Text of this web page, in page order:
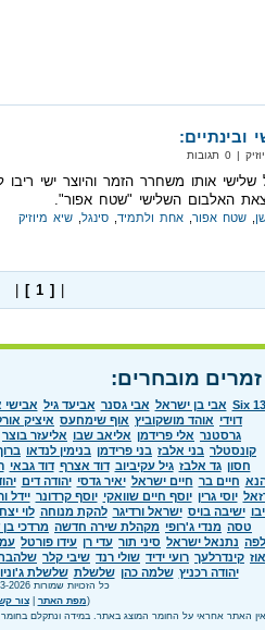
ובינתיים:
אותו משחרר הזמר והיוצר ישי ריבו
צאת האלבום השלישי "שטח אפור".
שטח אפור אחת ולתמיד סינגל שיא מיוזיק
[ 1 ]
זמרים מובחרים:
Six 13 אבי בן ישראל אבי גסנר אביעד גיל
דוידי אוהד מושקוביץ אוף שימחעס איציק
גרסטנר אלי פרידמן אליאב שבו אליעזר בוצר
קונסטלר בני אלבז בני פרידמן בנימין לנדאו
חסון גד אלבז גיל עקיביוב דוד אצרף דוד גבאי
חיים בר חיים ישראל יאיר גדסי יהודה דים
יוסי גרין יוסף חיים שוואקי יוסף קרדונר יידל
ישיבה בויס ישראל ורדיגר להקת מנוחה לוי
טסה מנדי ג'רופי מקהלת שירה חדשה מרדכי בן
נתנאל ישראל סיני תור עדי רן עידו פורטל
אוז קינדרלעך רועי ידיד שולי רנד שיבי קלר
יהודה רכניץ שלמה כהן שלשלת שלשלת
כל הזכויות שמורות 2013-2026 ©.
(מפת האתר |צור
אין האתר אחראי על החומר המוצג באתר. במידה ונתקלם בחומר